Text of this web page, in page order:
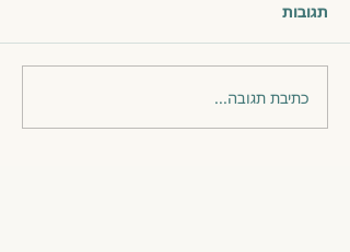
תגובות
כתיבת תגובה...